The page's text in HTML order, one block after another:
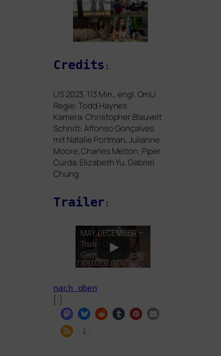
Credits :
US2023, 113 Min., engl. OmU
Regie: Todd Haynes
Kamera: Christopher Blauvelt
Schnitt: Affonso Gonçalves
mit Natalie Portman, Julianne
Moore, Charles Melton, Piper
Curda, Elizabeth Yu, Gabriel
Chung
Trailer :
MAY DECEMBER–
Trailer OmU
German | Deutsch
nach oben
[:]